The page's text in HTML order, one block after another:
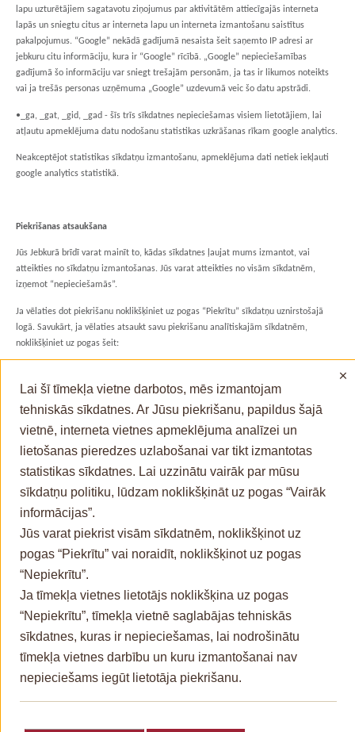
lapu uzturētājiem sagatavotu ziņojumus par aktivitātēm attiecīgajās interneta
lapās un sniegtu citus ar interneta lapu un interneta izmantošanu saistītus
pakalpojumus. “Google” nekādā gadījumā nesaista šeit saņemto IP adresi ar
jebkuru citu informāciju, kura ir “Google” rīcībā. „Google” nepieciešamības
gadījumā šo informāciju var sniegt trešajām personām, ja tas ir likumos noteikts
vai ja trešās personas uzņēmuma „Google” uzdevumā veic šo datu apstrādi.
•_ga, _gat, _gid, _gad - šīs trīs sīkdatnes nepieciešamas visiem lietotājiem, lai
atļautu apmeklējuma datu nodošanu statistikas uzkrāšanas rīkam google analytics.
Neakceptējot statistikas sīkdatņu izmantošanu, apmeklējuma dati netiek iekļauti
google analytics statistikā.
Piekrišanas atsaukšana
Jūs Jebkurā brīdī varat mainīt to, kādas sīkdatnes ļaujat mums izmantot, vai
atteikties no sīkdatņu izmantošanas. Jūs varat atteikties no visām sīkdatnēm,
izņemot “nepieciešamās”.
Ja vēlaties dot piekrišanu noklikšķiniet uz pogas “Piekrītu” sīkdatņu uznirstošajā
logā. Savukārt, ja vēlaties atsaukt savu piekrišanu analītiskajām sīkdatnēm,
noklikšķiniet uz pogas šeit:
ATSAUKT PIEKRIŠANU
© Valsts kanceleja , 2026
×
Lai šī tīmekļa vietne darbotos, mēs izmantojam
tehniskās sīkdatnes. Ar Jūsu piekrišanu, papildus šajā
vietnē, interneta vietnes apmeklējuma analīzei un
lietošanas pieredzes uzlabošanai var tikt izmantotas
statistikas sīkdatnes. Lai uzzinātu vairāk par mūsu
sīkdatņu politiku, lūdzam noklikšķināt uz pogas “Vairāk
informācijas”.
Jūs varat piekrist visām sīkdatnēm, noklikšķinot uz
pogas “Piekrītu” vai noraidīt, noklikšķinot uz pogas
“Nepiekrītu”.
Ja tīmekļa vietnes lietotājs noklikšķina uz pogas
“Nepiekrītu”, tīmekļa vietnē saglabājas tehniskās
sīkdatnes, kuras ir nepieciešamas, lai nodrošinātu
tīmekļa vietnes darbību un kuru izmantošanai nav
nepieciešams iegūt lietotāja piekrišanu.